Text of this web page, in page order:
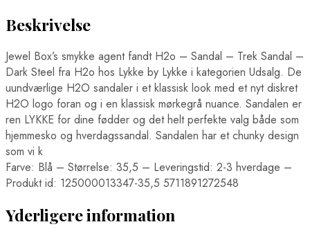
Beskrivelse
Jewel Box’s smykke agent fandt H2o – Sandal – Trek Sandal –
Dark Steel fra H2o hos Lykke by Lykke i kategorien Udsalg. De
uundværlige H2O sandaler i et klassisk look med et nyt diskret
H2O logo foran og i en klassisk mørkegrå nuance. Sandalen er
ren LYKKE for dine fødder og det helt perfekte valg både som
hjemmesko og hverdagssandal. Sandalen har et chunky design
som vi k
Farve: Blå – Størrelse: 35,5 – Leveringstid: 2-3 hverdage –
Produkt id: 125000013347-35,5 5711891272548
Yderligere information